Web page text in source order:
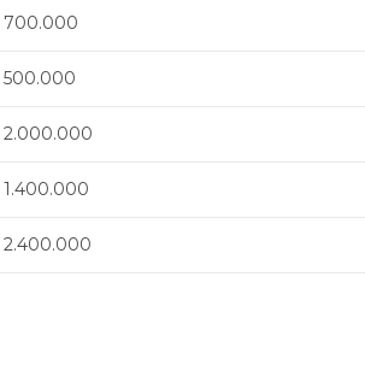
700.000
500.000
2.000.000
1.400.000
2.400.000